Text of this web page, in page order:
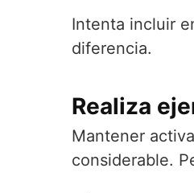
Intenta incluir
diferencia.
Realiza
Mantener
considerable.